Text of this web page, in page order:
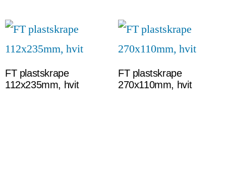
FT plastskrape
112x235mm, hvit
FT plastskrape
270x110mm, hvit